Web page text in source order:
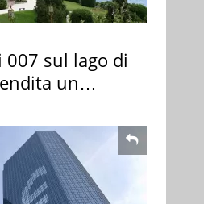
007 sul lago di
un